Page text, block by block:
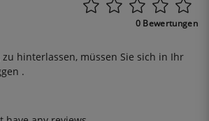
0 Bewertungen
hinterlassen, müssen Sie sich in Ihr
.